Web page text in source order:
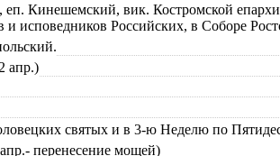
Кинешемский, вик. Костромской
исповедников Российских, в Соборе
апр.)
святых и в 3-ю Неделю по
перенесение мощей)